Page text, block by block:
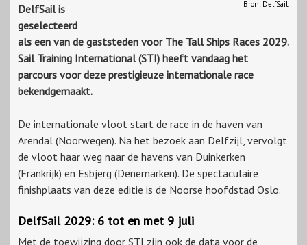
Bron: DelfSail.
DelfSail is
geselecteerd
als een van de gaststeden voor The Tall Ships Races 2029.
Sail Training International (STI) heeft vandaag het
parcours voor deze prestigieuze internationale race
bekendgemaakt.
De internationale vloot start de race in de haven van
Arendal (Noorwegen). Na het bezoek aan Delfzijl, vervolgt
de vloot haar weg naar de havens van Duinkerken
(Frankrijk) en Esbjerg (Denemarken). De spectaculaire
finishplaats van deze editie is de Noorse hoofdstad Oslo.
DelfSail 2029: 6 tot en met 9 juli
Met de toewijzing door STI zijn ook de data voor de